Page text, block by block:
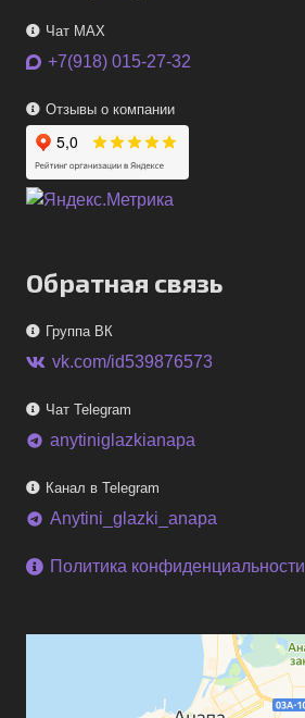
Чат MAX
+7(918) 015-27-32
Отзывы о компании
Обратная связь
Группа ВК
vk.com/id539876573
Чат Telegram
telegram anytiniglazkianapa
Канал в Telegram
telegram Anytini_glazki_anapa
Политика конфиденциальности